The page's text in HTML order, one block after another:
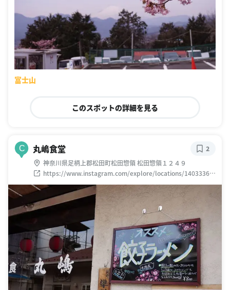
富士山
このスポットの詳細を見る
C 丸嶋食堂
神奈川県足柄上郡松田町松田惣領 松田惣領１２４９
https://www.instagram.com/explore/locations/14033361
3317055
2